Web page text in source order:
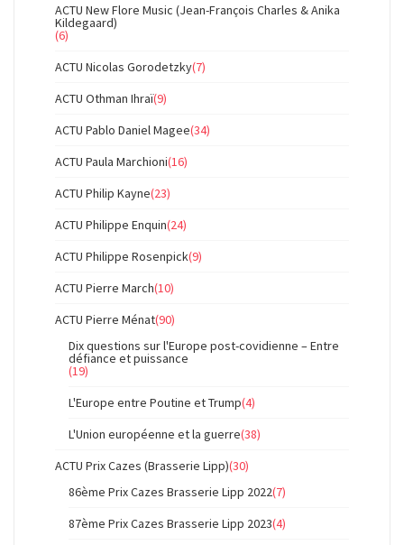
ACTU New Flore Music (Jean-François Charles & Anika
Kildegaard)
(6)
ACTU Nicolas Gorodetzky(7)
ACTU Othman Ihraï(9)
ACTU Pablo Daniel Magee(34)
ACTU Paula Marchioni(16)
ACTU Philip Kayne(23)
ACTU Philippe Enquin(24)
ACTU Philippe Rosenpick(9)
ACTU Pierre March(10)
ACTU Pierre Ménat(90)
Dix questions sur l'Europe post-covidienne – Entre
défiance et puissance
(19)
L'Europe entre Poutine et Trump(4)
L'Union européenne et la guerre(38)
ACTU Prix Cazes (Brasserie Lipp)(30)
86ème Prix Cazes Brasserie Lipp 2022(7)
87ème Prix Cazes Brasserie Lipp 2023(4)